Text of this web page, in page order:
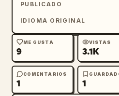
PUBLICADO
IDIOMA ORIGINAL
ME GUSTA
9
VISTAS
3.1K
COMENTARIOS
1 1